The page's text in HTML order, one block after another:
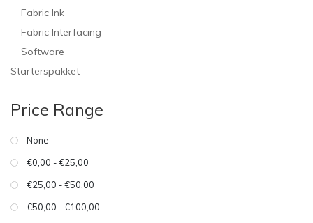
Fabric Ink
Fabric Interfacing
Software
Starterspakket
Price Range
None
€0,00 - €25,00
€25,00 - €50,00
€50,00 - €100,00